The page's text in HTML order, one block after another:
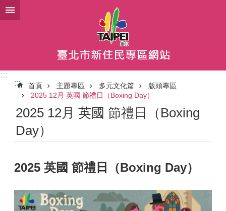
跳到主要內容區塊
:::
:::
首頁 主題專區 多元文化篇
版頭專區
2025 12月 英國 節禮日（Boxing Day）
2025 12月 英國 節禮日（Boxing
Day）
2025 英國 節禮日（Boxing Day）